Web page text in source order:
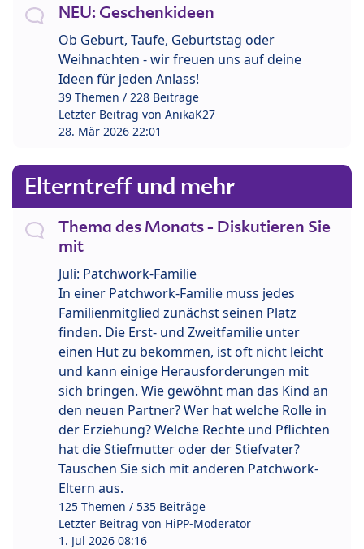
NEU: Geschenkideen
Ob Geburt, Taufe, Geburtstag oder
Weihnachten - wir freuen uns auf deine
Ideen für jeden Anlass!
39 Themen / 228 Beiträge
Letzter Beitrag von AnikaK27
28. Mär 2026 22:01
Elterntreff und mehr
Thema des Monats - Diskutieren Sie
mit
Juli: Patchwork-Familie
In einer Patchwork-Familie muss jedes
Familienmitglied zunächst seinen Platz
finden. Die Erst- und Zweitfamilie unter
einen Hut zu bekommen, ist oft nicht leicht
und kann einige Herausforderungen mit
sich bringen. Wie gewöhnt man das Kind an
den neuen Partner? Wer hat welche Rolle in
der Erziehung? Welche Rechte und Pflichten
hat die Stiefmutter oder der Stiefvater?
Tauschen Sie sich mit anderen Patchwork-
Eltern aus.
125 Themen / 535 Beiträge
Letzter Beitrag von HiPP-Moderator
1. Jul 2026 08:16